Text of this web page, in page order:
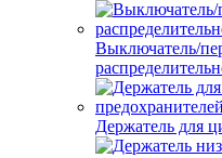
Выключатель/
Держатель для